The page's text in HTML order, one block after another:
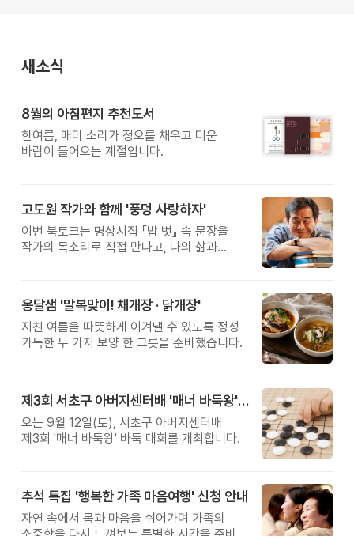
새소식
8월의 아침편지 추천도서
한여름, 매미 소리가 정오를 채우고 더운
바람이 들어오는 계절입니다.
고도원 작가와 함께 '풍덩 사랑하자'
이번 북토크는 명상시집 『밥 벗』 속 문장을
작가의 목소리로 직접 만나고, 나의 삶과
옹달샘 '말복맞이! 채개장 · 닭개장'
지친 여름을 따뜻하게 이겨낼 수 있도록 정성
가득한 두 가지 보양 한 그릇을 준비했습니다.
제3회 서초구 아버지센터배 '매너 바둑왕' 대회
오는 9월 12일(토), 서초구 아버지센터배
제3회 '매너 바둑왕' 바둑 대회를 개최합니다.
추석 특집 '행복한 가족 마음여행' 신청 안내
자연 속에서 몸과 마음을 쉬어가며 가족의